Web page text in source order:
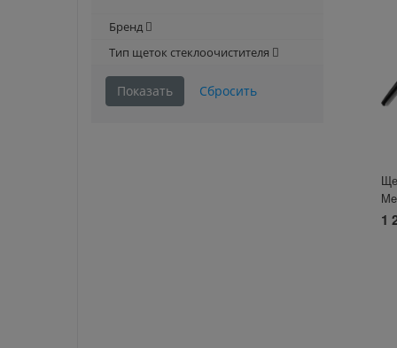
Бренд
Тип щеток стеклоочистителя
1